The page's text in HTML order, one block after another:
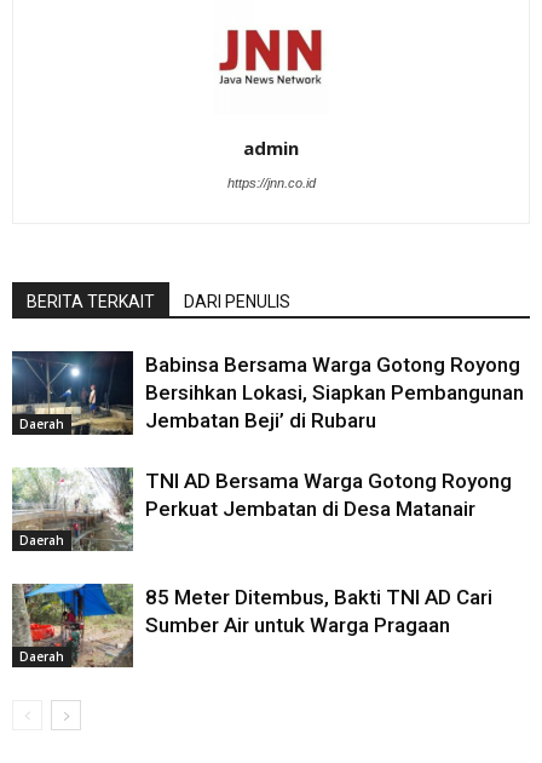
admin
https://jnn.co.id
BERITA TERKAIT DARI PENULIS
Daerah
Babinsa Bersama Warga Gotong Royong
Bersihkan Lokasi, Siapkan Pembangunan
Jembatan Beji’ di Rubaru
Daerah
TNI AD Bersama Warga Gotong Royong
Perkuat Jembatan di Desa Matanair
Daerah
85 Meter Ditembus, Bakti TNI AD Cari
Sumber Air untuk Warga Pragaan